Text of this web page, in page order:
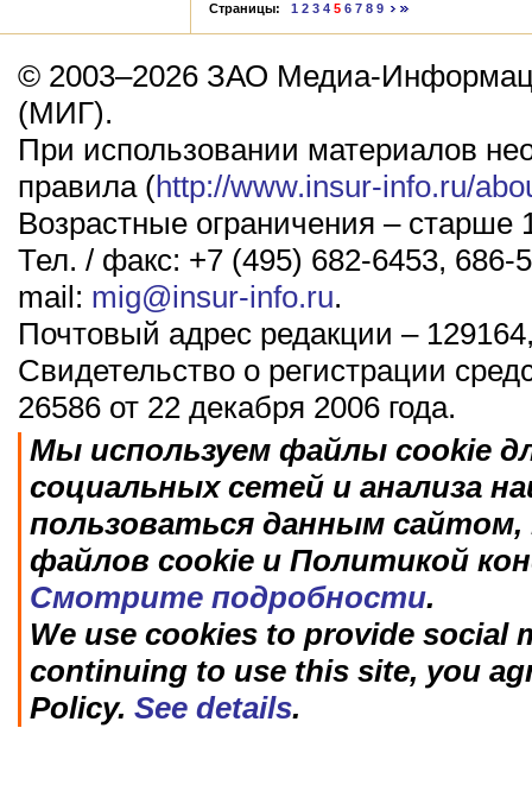
Страницы: 1 2 3 4 5 6 7 8 9
© 2003–2026 ЗАО Медиа-
(МИГ).
При использовании материалов
правила (http://www.insur-info.ru/
Возрастные ограничения – старше
Тел. / факс: +7 (495) 682-6453, 686-
mail: mig@insur-info.ru.
Почтовый адрес редакции –
Свидетельство о регистрации
26586 от 22 декабря 2006 года.
Мы используем файлы cookie
социальных сетей и анализа
пользоваться данным
файлов cookie и Политикой
Смотрите подробности.
We use cookies to provide social
continuing to use this site, you
Policy. See details.